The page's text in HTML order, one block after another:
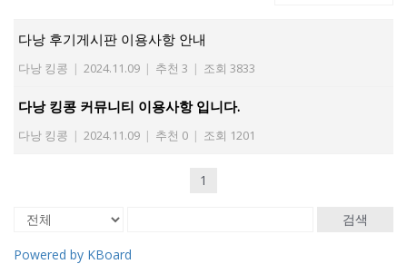
다낭 후기게시판 이용사항 안내
다낭 킹콩 | 2024.11.09 | 추천 3 | 조회 3833
다낭 킹콩 커뮤니티 이용사항 입니다.
다낭 킹콩 | 2024.11.09 | 추천 0 | 조회 1201
1
검색
Powered by KBoard